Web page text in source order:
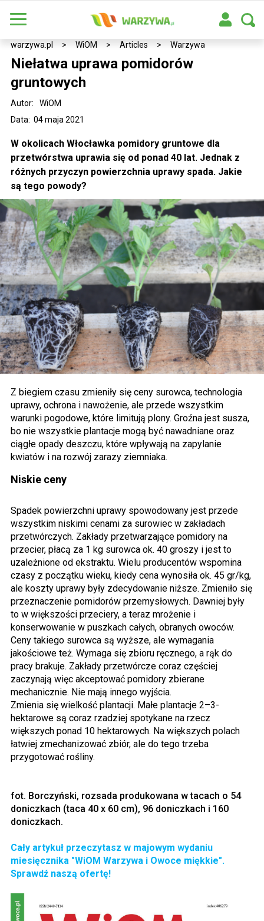
warzywa.pl > WiOM > Articles > Warzywa
Niełatwa uprawa pomidorów
gruntowych
Data: 04 maja 2021
Autor: WiOM
W okolicach Włocławka pomidory gruntowe dla
przetwórstwa uprawia się od ponad 40 lat. Jednak z
różnych przyczyn powierzchnia uprawy spada. Jakie
są tego powody?
Z biegiem czasu zmieniły się ceny surowca, technologia
uprawy, ochrona i nawożenie, ale przede wszystkim
warunki pogodowe, które limitują plony. Groźna jest susza,
bo nie wszystkie plantacje mogą być nawadniane oraz
ciągłe opady deszczu, które wpływają na zapylanie
kwiatów i na rozwój zarazy ziemniaka.
Niskie ceny
Spadek powierzchni uprawy spowodowany jest przede
wszystkim niskimi cenami za surowiec w zakładach
przetwórczych. Zakłady przetwarzające pomidory na
przecier, płacą za 1 kg surowca ok. 40 groszy i jest to
uzależnione od ekstraktu. Wielu producentów wspomina
czasy z początku wieku, kiedy cena wynosiła ok. 45 gr/kg,
ale koszty uprawy były zdecydowanie niższe. Zmieniło się
przeznaczenie pomidorów przemysłowych. Dawniej były
to w większości przeciery, a teraz mrożenie i
konserwowanie w puszkach całych, obranych owoców.
Ceny takiego surowca są wyższe, ale wymagania
jakościowe też. Wymaga się zbioru ręcznego, a rąk do
pracy brakuje. Zakłady przetwórcze coraz częściej
zaczynają więc akceptować pomidory zbierane
mechanicznie. Nie mają innego wyjścia.
Zmienia się wielkość plantacji. Małe plantacje 2–3-
hektarowe są coraz rzadziej spotykane na rzecz
większych ponad 10 hektarowych. Na większych polach
łatwiej zmechanizować zbiór, ale do tego trzeba
przygotować rośliny.
fot. Borczyński, rozsada produkowana w tacach o 54
doniczkach (taca 40 x 60 cm), 96 doniczkach i 160
doniczkach.
Cały artykuł przeczytasz w majowym wydaniu
miesięcznika "WiOM Warzywa i Owoce miękkie".
Sprawdź naszą ofertę!